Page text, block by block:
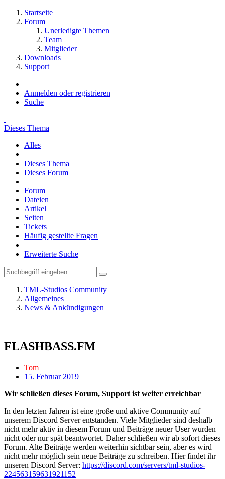
Startseite
Forum
Unerledigte Themen
Team
Mitglieder
Downloads
Support
Anmelden oder registrieren
Suche
Dieses Thema
Alles
Dieses Thema
Dieses Forum
Forum
Dateien
Artikel
Seiten
Tickets
Häufig gestellte Fragen
Erweiterte Suche
TML-Studios Community
Allgemeines
News & Ankündigungen
FLASHBASS.FM
Tom
15. Februar 2019
Wir schließen dieses Forum, Support ist weiter erreichbar
In den letzten Jahren ist eine große und aktive Community auf
unserem Discord Server entstanden. Viele Mitglieder sind deshalb
nicht mehr aktiv in diesem Forum und Beiträge neuer User wurden
nicht oder nur spät beantwortet. Daher schließen wir ab sofort dieses
Forum. Alte Beiträge werden weiterhin sichtbar sein, aber es wird
nicht mehr möglich sein neue Beiträge zu schreiben. Hier findet ihr
unseren Discord Server: https://discord.com/servers/tml-studios-
224563159631921152